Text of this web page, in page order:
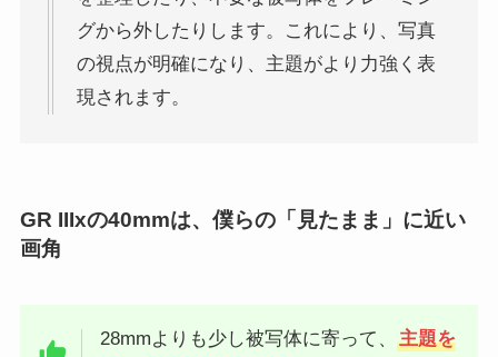
グから外したりします。これにより、写真
の視点が明確になり、主題がより力強く表
現されます。
GR IIIxの40mmは、僕らの「見たまま」に近い
画角
28mmよりも少し被写体に寄って、主題を